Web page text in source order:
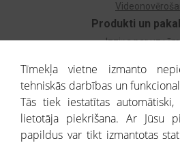
Produkti un
Izziņa par
Dzimtas
Uzņēmumu
Monitorings
Kredītizziņa par ārvalstu
Tīmekļa vietne izmanto
tehniskās darbības un
Tās tiek iestatītas
lietotāja piekrišana. Ar Jūsu
papildus var tikt izmantotas